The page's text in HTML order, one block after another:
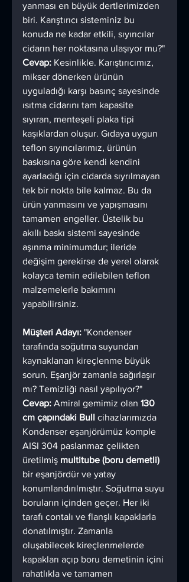
yanması en büyük dertlerimizden
biri. Karıştırıcı sisteminiz bu
konuda ne kadar etkili, sıyırıcılar
cidarın her noktasına ulaşıyor mu?"
Cevap: Kesinlikle. Karıştırıcımız,
mikser dönerken ürünün
uyguladığı karşı basınç sayesinde
ısıtma cidarını tam kapasite
sıyıran, menteşeli plaka tipi
kaşıklardan oluşur. Gıdaya uygun
teflon sıyırıcılarımız, ürünün
baskısına göre kendi kendini
ayarladığı için cidarda sıyrılmayan
tek bir nokta bile kalmaz. Bu da
ürün yanmasını ve yapışmasını
tamamen engeller. Üstelik bu
akıllı baskı sistemi sayesinde
aşınma minimumdur; ileride
değişim gerekirse de yerel olarak
kolayca temin edilebilen teflon
malzemelerle bakımını
yapabilirsiniz.
Müşteri Adayı: "Kondenser
tarafında soğutma suyundan
kaynaklanan kireçlenme büyük
sorun. Eşanjör zamanla sağırlaşır
mı? Temizliği nasıl yapılıyor?"
Cevap: Amiral gemimiz olan 130
cm çapındaki Bull cihazlarımızda
Kondenser eşanjörümüz komple
AISI 304 paslanmaz çelikten
üretilmiş multitube (boru demetli)
bir eşanjördür ve yatay
konumlandırılmıştır. Soğutma suyu
boruların içinden geçer. Her iki
tarafı contalı ve flanşlı kapaklarla
donatılmıştır. Zamanla
oluşabilecek kireçlenmelerde
kapakları açıp boru demetinin içini
rahatlıkla ve tamamen